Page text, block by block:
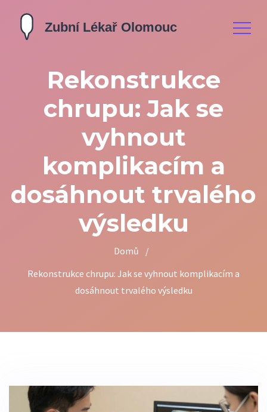
Rekonstrukce
chrupu: Jak se
vyhnout
komplikacím a
dosáhnout trvalého
výsledku
Domů
/
Rekonstrukce chrupu: Jak se vyhnout komplikacím a
dosáhnout trvalého výsledku